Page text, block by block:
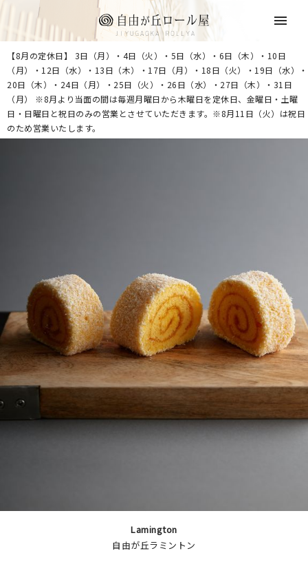
【8月の定休日】 3日（月）・4日（火）・5日（水）・6日（木）・10日
（月）・12日（水）・13日（木）・17日（月）・18日（火）・19日（水）・
20日（木）・24日（月）・25日（火）・26日（水）・27日（木）・31日
（月） ※8月より当面の間は毎週月曜日から木曜日を定休日、金曜日・土曜
日・日曜日と祝日のみの営業とさせていただきます。※8月11日（火）は祝日
のため営業いたします。
Lemon Cake
レモンケーキ
JIYUGAOKA ROLLYA
自由が丘ロール屋 公式サイト
Lamington
自由が丘ラミントン
MOCHI ROLLYA
JIYUGAOKA ROLLYA
Lemon Cake
JIYUGAOKA ROLLYA